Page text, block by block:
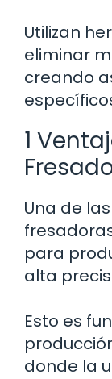
Utilizan
eliminar
creando
1
Una de
para
alta
Esto es
donde la